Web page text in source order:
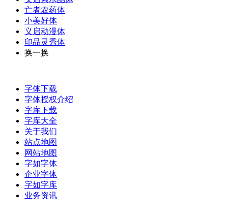
亡者农药体
小美好体
义启动漫体
印品灵秀体
换一换
字体下载
字体授权介绍
字库下载
字库大全
关于我们
站点地图
网站地图
字如字体
企业字体
字如字库
业务资讯